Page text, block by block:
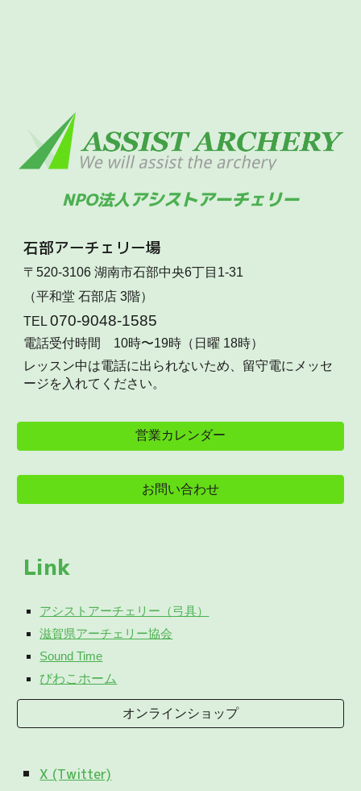
NPO法人アシストアーチェリー
石部アーチェリー場
〒520-3106 湖南市石部中央6丁目1-31
（平和堂 石部店 3階）
TEL070-9048-1585
電話受付時間 10時〜19時（日曜 18時）
レッスン中は電話に出られないため、留守電にメッセ
ージを入れてください。
営業カレンダー
お問い合わせ
Link
アシストアーチェリー（弓具）
滋賀県アーチェリー協会
Sound Time
びわこホーム
オンラインショップ
X (Twitter)